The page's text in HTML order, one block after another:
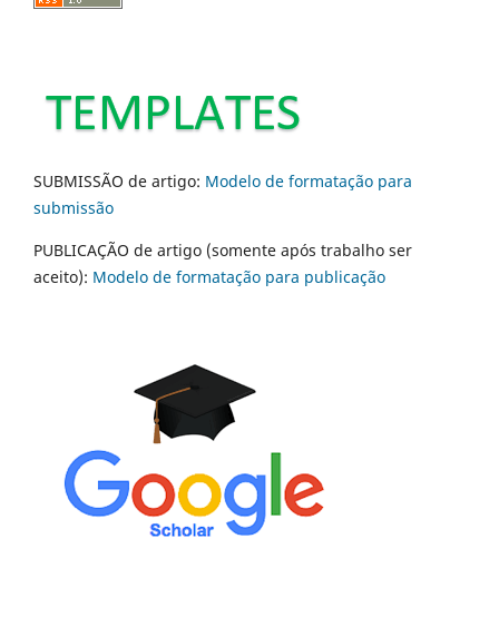
SUBMISSÃO de artigo: Modelo de formatação para
submissão
PUBLICAÇÃO de artigo (somente após trabalho ser
aceito): Modelo de formatação para publicação